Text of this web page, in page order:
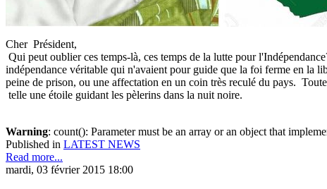
Cher Président,
Qui peut oublier ces temps-là, ces temps de la lutte pour
indépendance véritable qui n'avaient pour guide que la foi ferme en la
peine de prison, ou une affectation en un coin très reculé du pays.
telle une étoile guidant les pèlerins dans la nuit noire.
Warning: count(): Parameter must be an array or an object that
Published in LATEST NEWS
Read more...
mardi, 03 février 2015 18:00